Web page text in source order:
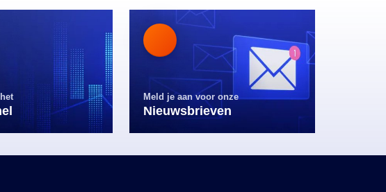
Meld je aan voor onze
Nieuwsbrieven